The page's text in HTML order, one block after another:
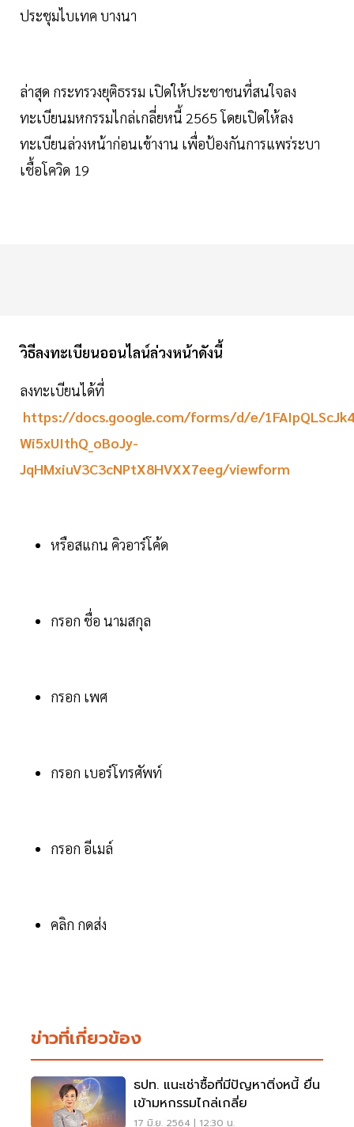
ประชุมไบเทค บางนา
ล่าสุด กระทรวงยุติธรรม เปิดให้ประชาชนที่สนใจลง
ทะเบียนมหกรรมไกล่เกลี่ยหนี้ 2565 โดยเปิดให้ลง
ทะเบียนล่วงหน้าก่อนเข้างาน เพื่อป้องกันการแพร่ระบา
เชื้อโควิด 19
วิธีลงทะเบียนออนไลน์ล่วงหน้าดังนี้
ลงทะเบียนได้ที่
https://docs.google.com/forms/d/e/
Wi5xUIthQ_oBoJy-
JqHMxiuV3C3cNPtX8HVXX7eeg/viewform
หรือสแกน คิวอาร์โค้ด
กรอก ชื่อ นามสกุล
กรอก เพศ
กรอก เบอร์โทรศัพท์
กรอก อีเมล์
คลิก กดส่ง
ข่าวที่เกี่ยวข้อง
ธปท. แนะเช่าซื้อที่มีปัญหาติ่งหนี้ ยื่น
เข้ามหกรรมไกล่เกลี่ย
17 มิ.ย. 2564 | 12:30 น.